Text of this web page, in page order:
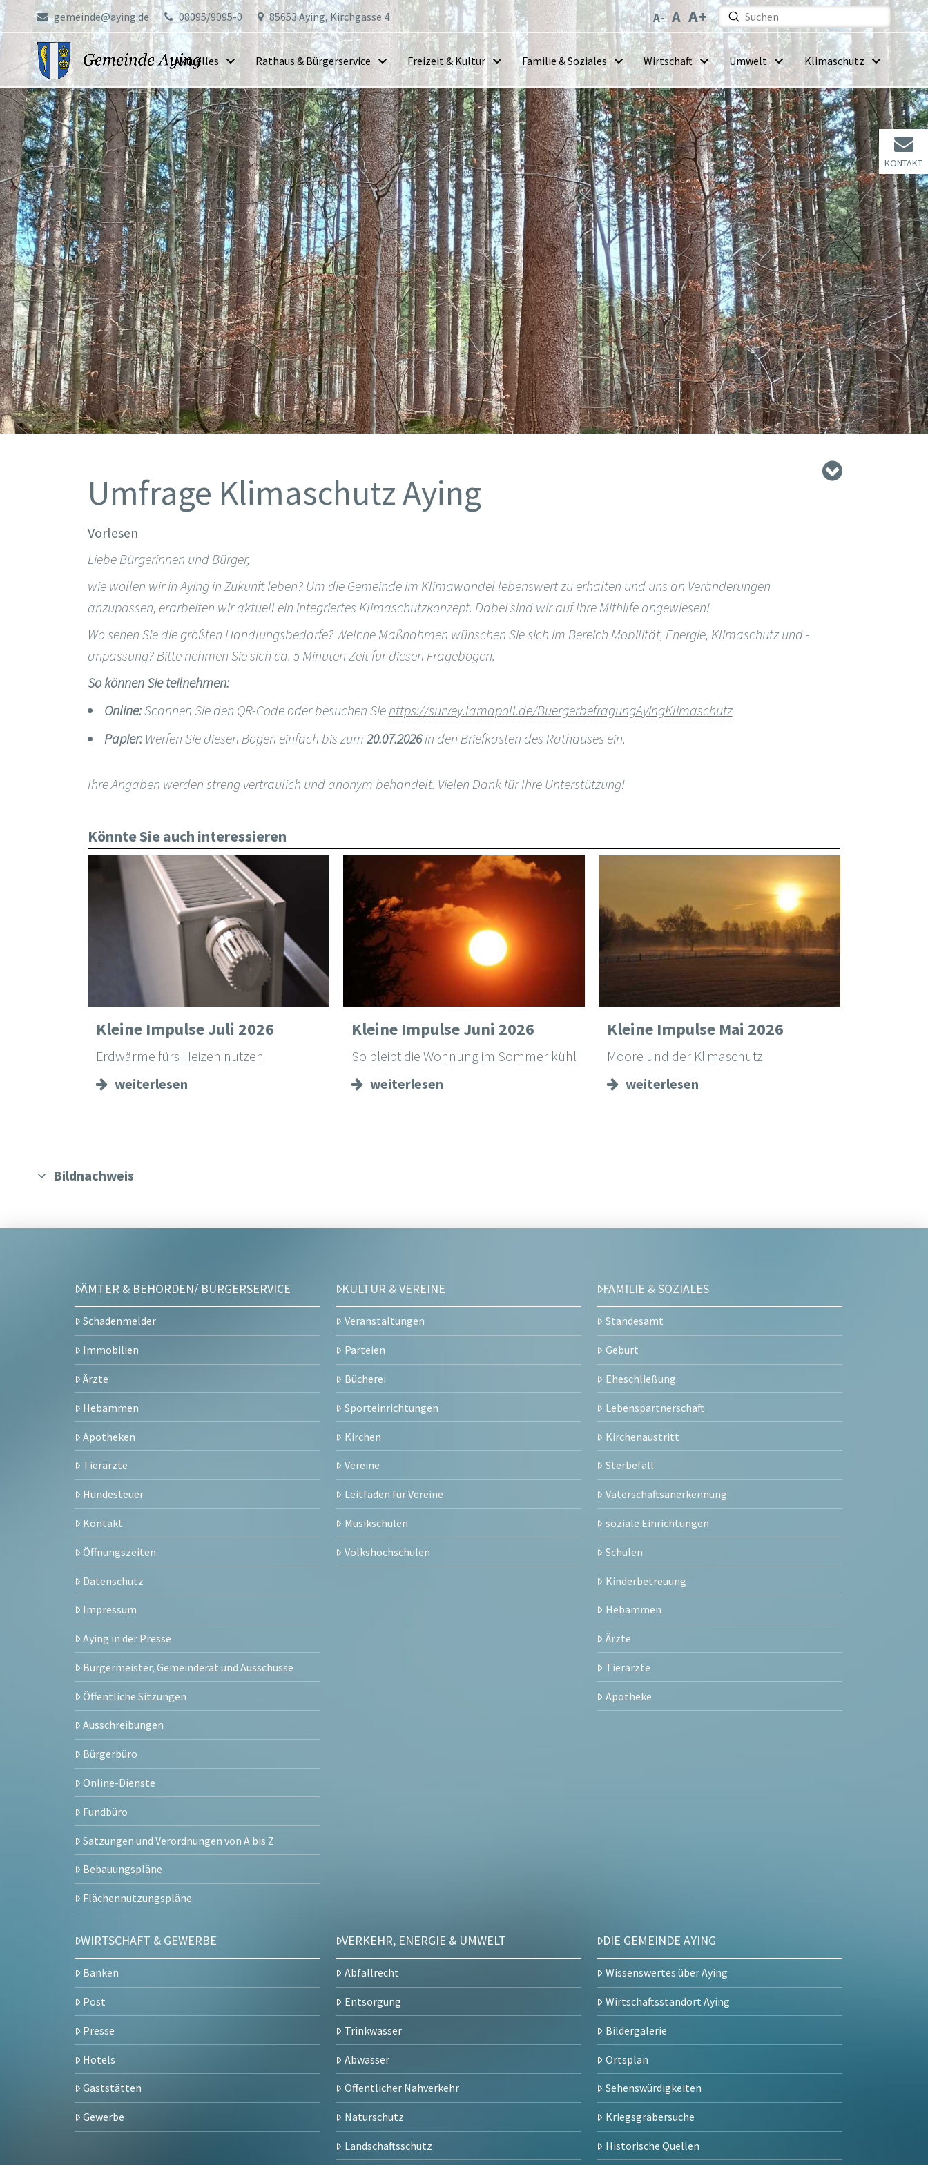
KONTAKT
gemeinde@aying.de 08095/9095-0 85653 Aying, Kirchgasse 4
Search
Submit
Aktuelles Rathaus & Bürgerservice Freizeit & Kultur Familie & Soziales Wirtschaft Umwelt Klimaschutz
Umfrage Klimaschutz Aying
Vorlesen
Liebe Bürgerinnen und Bürger,
wie wollen wir in Aying in Zukunft leben? Um die Gemeinde im Klimawandel lebenswert zu erhalten und uns an Veränderungen
anzupassen, erarbeiten wir aktuell ein integriertes Klimaschutzkonzept. Dabei sind wir auf Ihre Mithilfe angewiesen!
Wo sehen Sie die größten Handlungsbedarfe? Welche Maßnahmen wünschen Sie sich im Bereich Mobilität, Energie, Klimaschutz und -
anpassung? Bitte nehmen Sie sich ca. 5 Minuten Zeit für diesen Fragebogen.
So können Sie teilnehmen:
Online:Scannen Sie den QR-Code oder besuchen Sie https://survey.lamapoll.de/BuergerbefragungAyingKlimaschutz
Papier:Werfen Sie diesen Bogen einfach bis zum 20.07.2026in den Briefkasten des Rathauses ein.
Ihre Angaben werden streng vertraulich und anonym behandelt. Vielen Dank für Ihre Unterstützung!
Könnte Sie auch interessieren
Kleine Impulse Juli 2026
Erdwärme fürs Heizen nutzen
weiterlesen
Kleine Impulse Juni 2026
So bleibt die Wohnung im Sommer kühl
weiterlesen
Kleine Impulse Mai 2026
Moore und der Klimaschutz
weiterlesen
Bildnachweis
ÄMTER & BEHÖRDEN/ BÜRGERSERVICE
Schadenmelder
Immobilien
Ärzte
Hebammen
Apotheken
Tierärzte
Hundesteuer
Kontakt
Öffnungszeiten
Datenschutz
Impressum
Aying in der Presse
Bürgermeister, Gemeinderat und Ausschüsse
Öffentliche Sitzungen
Ausschreibungen
Bürgerbüro
Online-Dienste
Fundbüro
Satzungen und Verordnungen von A bis Z
Bebauungspläne
Flächennutzungspläne
KULTUR & VEREINE
Veranstaltungen
Parteien
Bücherei
Sporteinrichtungen
Kirchen
Vereine
Leitfaden für Vereine
Musikschulen
Volkshochschulen
FAMILIE & SOZIALES
Standesamt
Geburt
Eheschließung
Lebenspartnerschaft
Kirchenaustritt
Sterbefall
Vaterschaftsanerkennung
soziale Einrichtungen
Schulen
Kinderbetreuung
Hebammen
Ärzte
Tierärzte
Apotheke
WIRTSCHAFT & GEWERBE
Banken
Post
Presse
Hotels
Gaststätten
Gewerbe
VERKEHR, ENERGIE & UMWELT
Abfallrecht
Entsorgung
Trinkwasser
Abwasser
Öffentlicher Nahverkehr
Naturschutz
Landschaftsschutz
DIE GEMEINDE AYING
Wissenswertes über Aying
Wirtschaftsstandort Aying
Bildergalerie
Ortsplan
Sehenswürdigkeiten
Kriegsgräbersuche
Historische Quellen